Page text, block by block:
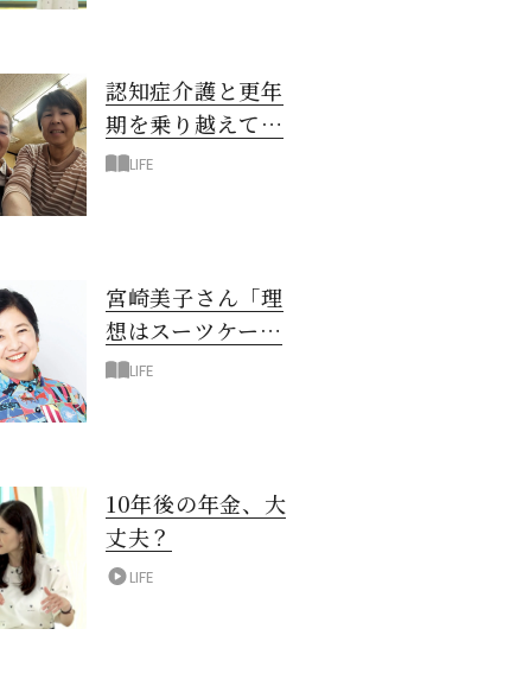
認知症介護と更年
期を乗り越えて！
6年の「通い介
LIFE
宮崎美子さん「理
想はスーツケース
一つでどこへでも
LIFE
10年後の年金、大
丈夫？
LIFE